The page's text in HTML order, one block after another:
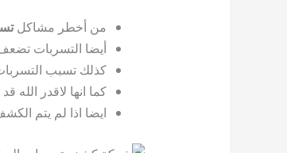
من أخطر مشاكل
أيضا التسربات
كذلك تسبب
كما انها لاقدر الله
ايضا اذا لم يتم